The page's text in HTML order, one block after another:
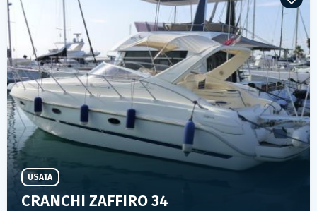
CRANCHI ZAFFIRO 34
USATA